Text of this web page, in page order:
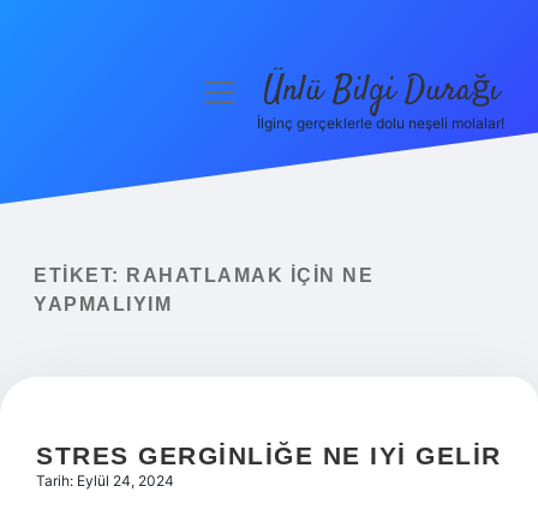
Yasal Uyarı
menüyüÜnlü Bilgi Durağı
İlginç gerçeklerle dolu neşeli molalar!
ETIKET:
RAHATLAMAK IÇIN NE
YAPMALIYIM
STRES GERGINLIĞE NE IYI GELIR
Tarih: Eylül 24, 2024